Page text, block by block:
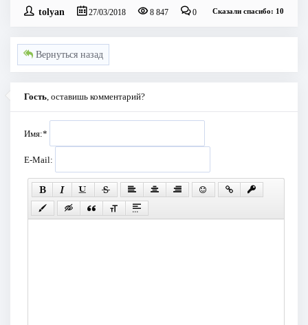
tolyan 27/03/2018 8 847 0 Сказали спасибо: 10
Вернуться назад
Гость , оставишь комментарий?
Имя:*
E-Mail: